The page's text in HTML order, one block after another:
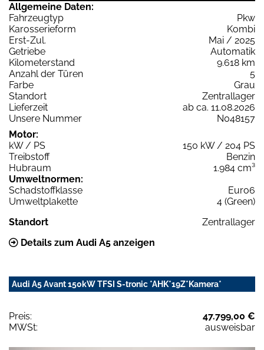
Allgemeine Daten:
Fahrzeugtyp
Pkw
Karosserieform
Kombi
Erst-Zul.
Mai / 2025
Getriebe
Automatik
Kilometerstand
9.618 km
Anzahl der Türen
5
Farbe
Grau
Standort
Zentrallager
Lieferzeit
ab ca. 11.08.2026
Unsere Nummer
N048157
Motor:
kW / PS
150 kW / 204 PS
Treibstoff
Benzin
Hubraum
1.984 cm³
Umweltnormen:
Schadstoffklasse
Euro6
Umweltplakette
4 (Green)
Standort
Zentrallager
Details zum Audi A5 anzeigen
Audi A5 Avant 150kW TFSI S-tronic *AHK*19Z*Kamera*
Preis:
47.799,00 €
MWSt:
ausweisbar